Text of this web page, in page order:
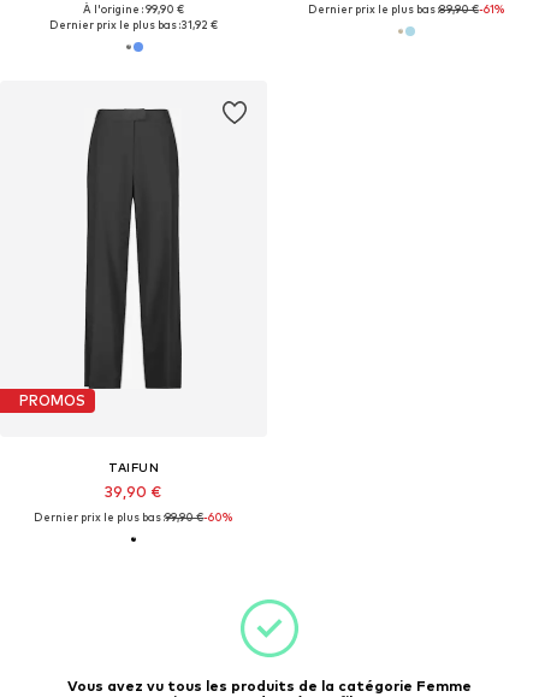
À l'origine : 99,90 €
Dernier prix le plus bas :31,92 €
Dernier prix le plus bas :89,90 €-61%
PROMOS
TAIFUN
39,90 €
Dernier prix le plus bas :99,90 €-60%
Vous avez vu tous les produits de la catégorie Femme